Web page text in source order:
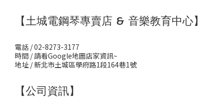
【土城電鋼琴專賣店 & 音樂教育中心】
電話 / 02-8273-3177
時間 / 請看Google地圖店家資訊~
地址 / 新北市土城區學府路1段164巷1號
【公司資訊】